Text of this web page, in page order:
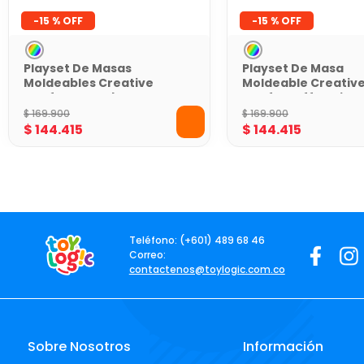
-15 %
Playset De Masas
Moldeables Creative
Chefs Cheeseburger
And Fries Little Tikes
$169.900
$144.415
-15 %
Playset De Masa
Moldeable Creative
Chefs Waffles Little
Tikes
$169.900
$144.415
Teléfono: (+601) 489 68 46
Correo:
contactenos@toylogic.com.co
Sobre Nosotros Información